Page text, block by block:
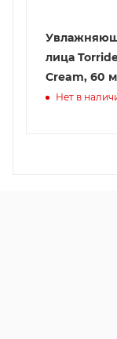
лица
Cream, 60
Нет в